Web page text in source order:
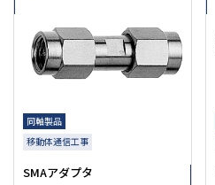
同軸製品
移動体通信工事
SMAアダプタ